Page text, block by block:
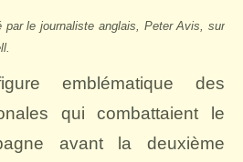
par le journaliste anglais, Peter Avis, sur
emblématique des
qui combattaient le
avant la deuxième